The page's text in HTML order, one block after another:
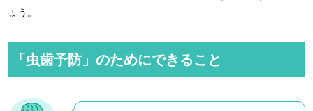
ょう。
「虫歯予防」のためにできること